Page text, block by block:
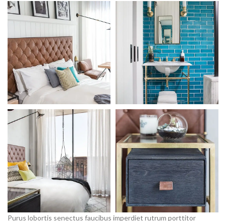
Purus lobortis senectus faucibus imperdiet rutrum porttitor